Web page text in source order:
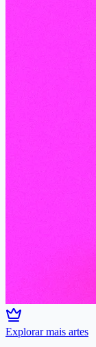
Explorar mais artes